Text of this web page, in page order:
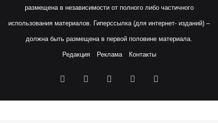
размещена в независимости от полного либо частичного
использования материалов. Гиперссылка (для интернет- изданий) –
должна быть размещена в первой половине материала.
Редакция Реклама Контакты
Facebook YouTubeInstagram